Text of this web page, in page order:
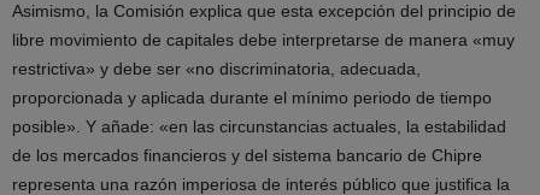
Asimismo, la Comisión explica que esta excepción del principio de
libre movimiento de capitales debe interpretarse de manera «muy
restrictiva» y debe ser «no discriminatoria, adecuada,
proporcionada y aplicada durante el mínimo periodo de tiempo
posible». Y añade: «en las circunstancias actuales, la estabilidad
de los mercados financieros y del sistema bancario de Chipre
representa una razón imperiosa de interés público que justifica la